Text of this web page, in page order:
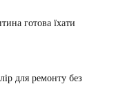
готова їхати
для ремонту без